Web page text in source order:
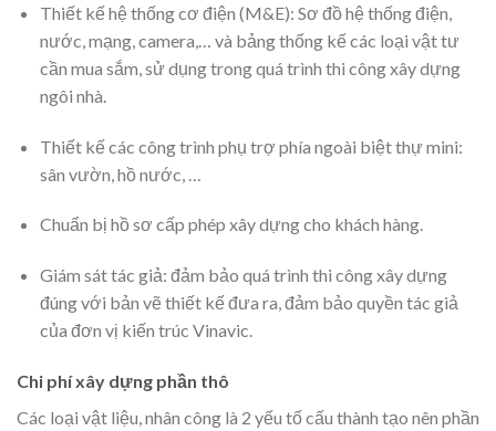
Thiết kế hệ thống cơ điện (M&E): Sơ đồ hệ thống điện,
nước, mạng, camera,… và bảng thống kế các loại vật tư
cần mua sắm, sử dụng trong quá trình thi công xây dựng
ngôi nhà.
Thiết kế các công trình phụ trợ phía ngoài biệt thự mini:
sân vườn, hồ nước, …
Chuẩn bị hồ sơ cấp phép xây dựng cho khách hàng.
Giám sát tác giả: đảm bảo quá trình thi công xây dựng
đúng với bản vẽ thiết kế đưa ra, đảm bảo quyền tác giả
của đơn vị kiến trúc Vinavic.
Chi phí xây dựng phần thô
Các loại vật liệu, nhân công là 2 yếu tố cấu thành tạo nên phần